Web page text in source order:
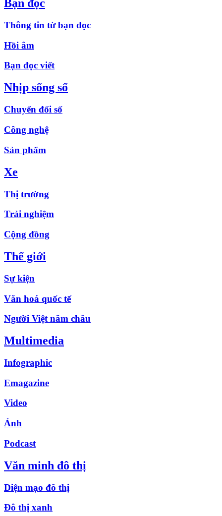
Bạn đọc
Thông tin từ bạn đọc
Hồi âm
Bạn đọc viết
Nhịp sống số
Chuyển đổi số
Công nghệ
Sản phẩm
Xe
Thị trường
Trải nghiệm
Cộng đồng
Thế giới
Sự kiện
Văn hoá quốc tế
Người Việt năm châu
Multimedia
Infographic
Emagazine
Video
Ảnh
Podcast
Văn minh đô thị
Diện mạo đô thị
Đô thị xanh